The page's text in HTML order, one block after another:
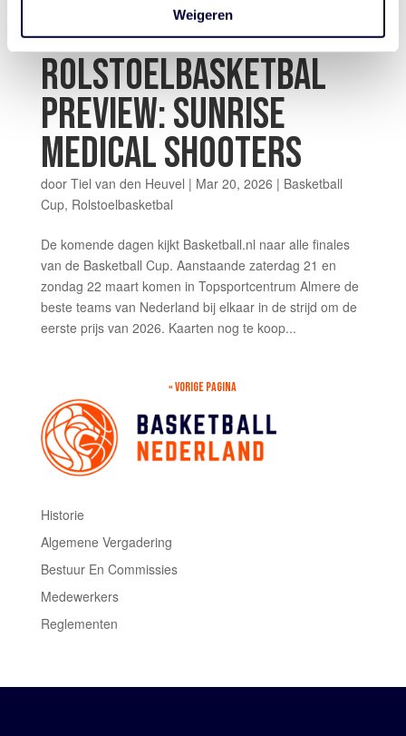
Weigeren
FINALS
ROLSTOELBASKETBAL
PREVIEW: SUNRISE
MEDICAL SHOOTERS
door Tiel van den Heuvel | Mar 20, 2026 | Basketball
Cup, Rolstoelbasketbal
De komende dagen kijkt Basketball.nl naar alle finales
van de Basketball Cup. Aanstaande zaterdag 21 en
zondag 22 maart komen in Topsportcentrum Almere de
beste teams van Nederland bij elkaar in de strijd om de
eerste prijs van 2026. Kaarten nog te koop...
« VORIGE PAGINA
Historie
Algemene Vergadering
Bestuur En Commissies
Medewerkers
Reglementen